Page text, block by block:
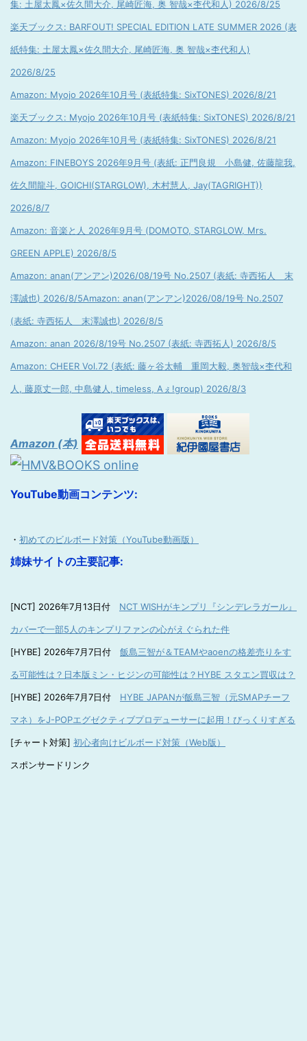
集: 土屋太鳳×佐久間大介, 尾崎匠海, 奥 智哉×杢代和人) 2026/8/25
楽天ブックス: BARFOUT! SPECIAL EDITION LATE SUMMER 2026 (表
紙特集: 土屋太鳳×佐久間大介, 尾崎匠海, 奥 智哉×杢代和人)
2026/8/25
Amazon: Myojo 2026年10月号 (表紙特集: SixTONES) 2026/8/21
楽天ブックス: Myojo 2026年10月号 (表紙特集: SixTONES) 2026/8/21
Amazon: Myojo 2026年10月号 (表紙特集: SixTONES) 2026/8/21
Amazon: FINEBOYS 2026年9月号 (表紙: 正門良規 小島健, 佐藤龍我,
佐久間龍斗, GOICHI(STARGLOW), 木村慧人, Jay(TAGRIGHT))
2026/8/7
Amazon: 音楽と人 2026年9月号 (DOMOTO, STARGLOW, Mrs.
GREEN APPLE) 2026/8/5
Amazon: anan(アンアン)2026/08/19号 No.2507 (表紙: 寺西拓人 末
澤誠也) 2026/8/5Amazon: anan(アンアン)2026/08/19号 No.2507
(表紙: 寺西拓人 末澤誠也) 2026/8/5
Amazon: anan 2026/8/19号 No.2507 (表紙: 寺西拓人) 2026/8/5
Amazon: CHEER Vol.72 (表紙: 藤ヶ谷太輔 重岡大毅, 奥智哉×杢代和
人, 藤原丈一郎, 中島健人, timeless, Aぇ!group) 2026/8/3
Amazon (本)
YouTube動画コンテンツ:
・ 初めてのビルボード対策（YouTube動画版）
姉妹サイトの主要記事:
[NCT] 2026年7月13日付 NCT WISHがキンプリ『シンデレラガール』
カバーで一部5人のキンプリファンの心がえぐられた件
[HYBE] 2026年7月7日付 飯島三智が＆TEAMやaoenの格差売りをす
る可能性は？日本版ミン・ヒジンの可能性は？HYBE スタエン買収は？
[HYBE] 2026年7月7日付 HYBE JAPANが飯島三智（元SMAPチーフ
マネ）をJ-POPエグゼクティブプロデューサーに起用！びっくりすぎる
[チャート対策] 初心者向けビルボード対策（Web版）
スポンサードリンク